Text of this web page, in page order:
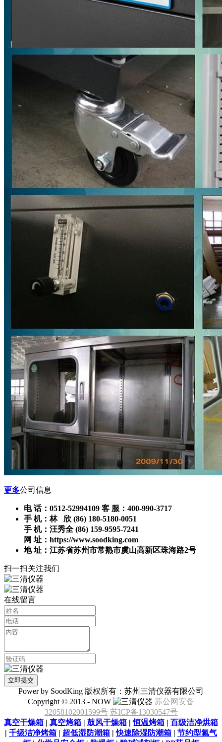
更多公司信息
电 话：0512-52994109 客 服：400-990-3717
手 机：林 欣 (86) 180-5180-0051
手 机：汪秀全 (86) 159-9595-7241
网 址：https://www.soodking.com
地 址：江苏省苏州市常熟市虞山高新区珠海路2号
扫一扫关注我们
在线留言
Power by SoodKing 版权所有：苏州三清仪器有限公司
Copyright © 2013 - NOW
苏公网安备
32058102001599号 苏ICP备13030547号
真空干燥箱 | 真空烤箱 | 鼓风干燥箱 |恒温烤箱 | 百级洁净烘箱
| 千级洁净烤箱 | 超低湿防潮箱 |快速除湿防潮箱 | 节约型氮气